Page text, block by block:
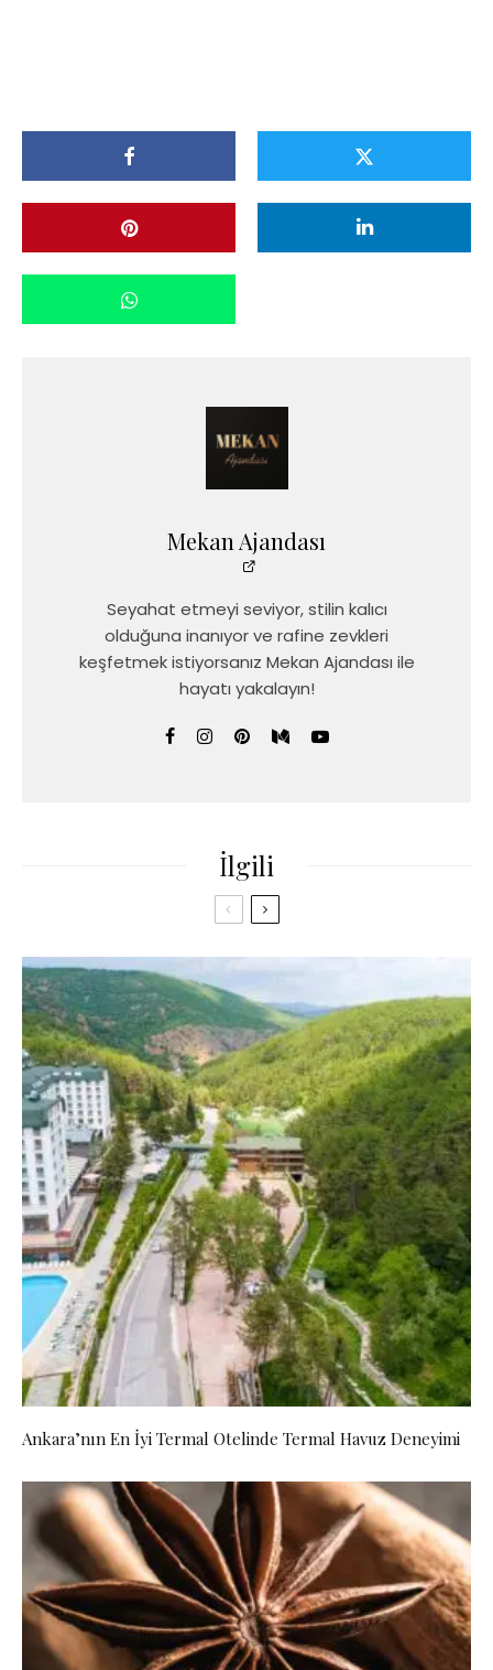
Mekan Ajandası
Seyahat etmeyi seviyor, stilin kalıcı
olduğuna inanıyor ve rafine zevkleri
keşfetmek istiyorsanız Mekan Ajandası ile
hayatı yakalayın!
İlgili
Ankara’nın En İyi Termal Otelinde Termal Havuz Deneyimi